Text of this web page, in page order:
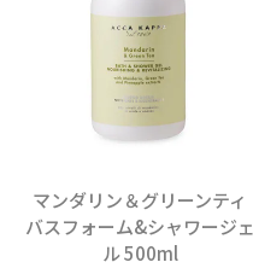
マンダリン＆グリーンティ
バスフォーム&シャワージェ
ル 500ml